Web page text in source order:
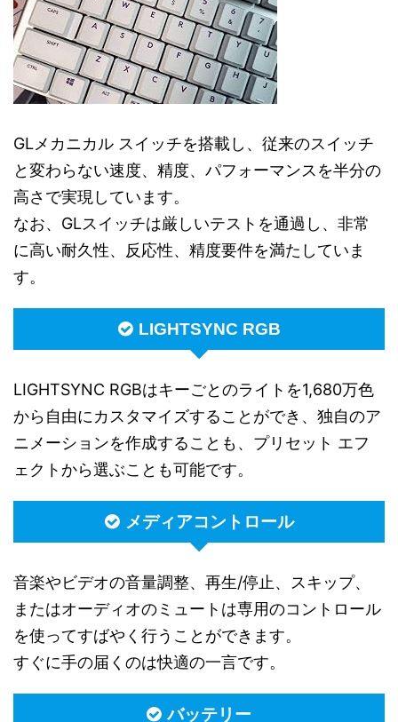
GLメカニカル スイッチを搭載し、従来のスイッチ
と変わらない速度、精度、パフォーマンスを半分の
高さで実現しています。
なお、GLスイッチは厳しいテストを通過し、非常
に高い耐久性、反応性、精度要件を満たしていま
す。
LIGHTSYNC RGB
LIGHTSYNC RGBはキーごとのライトを1,680万色
から自由にカスタマイズすることができ、独自のア
ニメーションを作成することも、プリセット エフ
ェクトから選ぶことも可能です。
メディアコントロール
音楽やビデオの音量調整、再生/停止、スキップ、
またはオーディオのミュートは専用のコントロール
を使ってすばやく行うことができます。
すぐに手の届くのは快適の一言です。
バッテリー